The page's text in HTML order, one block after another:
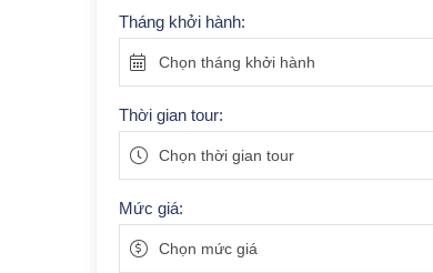
Tháng khởi hành:
Chọn tháng khởi hành
Thời gian tour:
Chọn thời gian tour
Mức giá:
Chọn mức giá